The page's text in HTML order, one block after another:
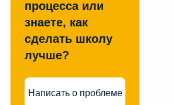
процесса или
знаете, как
сделать школу
лучше?
Написать о проблеме